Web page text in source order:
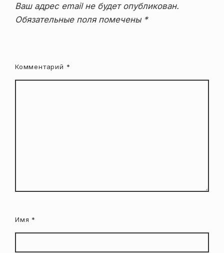
Ваш адрес email не будет опубликован.
Обязательные поля помечены *
Комментарий *
Имя *